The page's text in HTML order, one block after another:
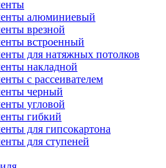
алюминиевый
врезной
встроенный
для натяжных потолков
накладной
с рассеивателем
черный
угловой
гибкий
для гипсокартона
для ступеней